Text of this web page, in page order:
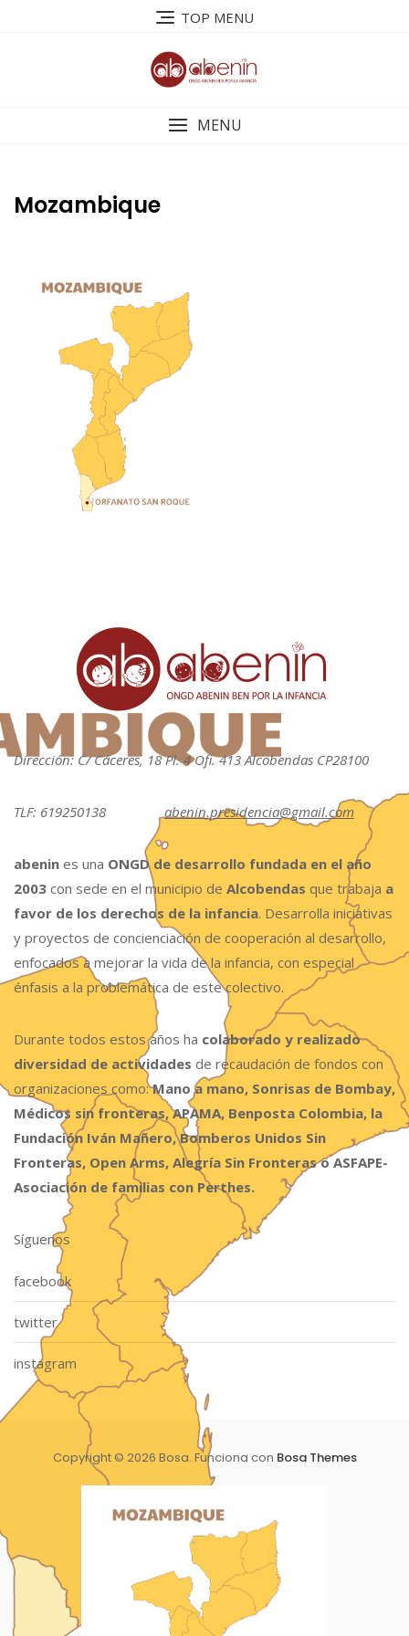
TOP MENU
MENU
Mozambique
Dirección: C/ Cáceres, 18 Pl. 4 Ofi. 413 Alcobendas CP28100
TLF: 619250138abenin.presidencia@gmail.com
abenin es una ONGD de desarrollo fundada en el año
2003 con sede en el municipio de Alcobendas que trabaja a
favor de los derechos de la infancia. Desarrolla iniciativas
y proyectos de concienciación de cooperación al desarrollo,
enfocados a mejorar la vida de la infancia, con especial
énfasis a la problemática de este colectivo.
Durante todos estos años ha colaborado y realizado
diversidad de actividades de recaudación de fondos con
organizaciones como:Mano a mano, Sonrisas de Bombay,
Médicos sin fronteras, APAMA, Benposta Colombia, la
Fundación Iván Mañero, Bomberos Unidos Sin
Fronteras, Open Arms, Alegría Sin Fronteras o ASFAPE-
Asociación de familias con Perthes.
Síguenos
facebook
twitter
instagram
Copyright © 2026 Bosa. Funciona con Bosa Themes